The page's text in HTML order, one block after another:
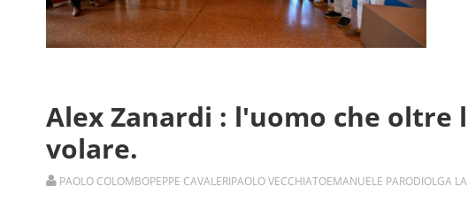
Alex Zanardi : l'uomo che oltre
volare.
PAOLO COLOMBOPEPPE CAVALERIPAOLO VECCHIATOEMANUELE PARODIOLGA